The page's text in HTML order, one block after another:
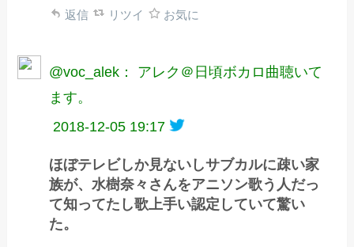
返信 リツイ お気に
@voc_alek： アレク＠日頃ボカロ曲聴いて
ます。
2018-12-05 19:17
ほぼテレビしか見ないしサブカルに疎い家
族が、水樹奈々さんをアニソン歌う人だっ
て知ってたし歌上手い認定していて驚い
た。